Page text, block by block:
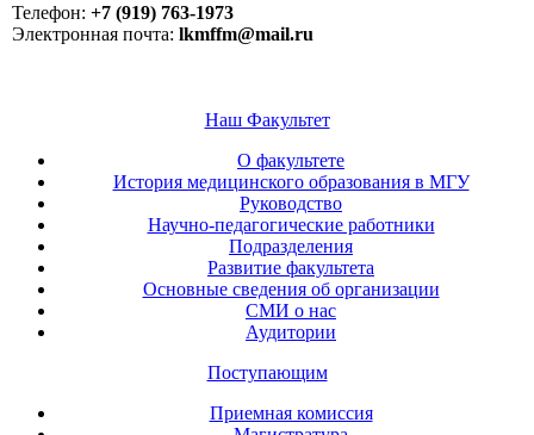
Телефон: +7 (919) 763-1973
Электронная почта: lkmffm@mail.ru
Наш Факультет
О факультете
История медицинского образования в МГУ
Руководство
Научно-педагогические работники
Подразделения
Развитие факультета
Основные сведения об организации
СМИ о нас
Аудитории
Поступающим
Приемная комиссия